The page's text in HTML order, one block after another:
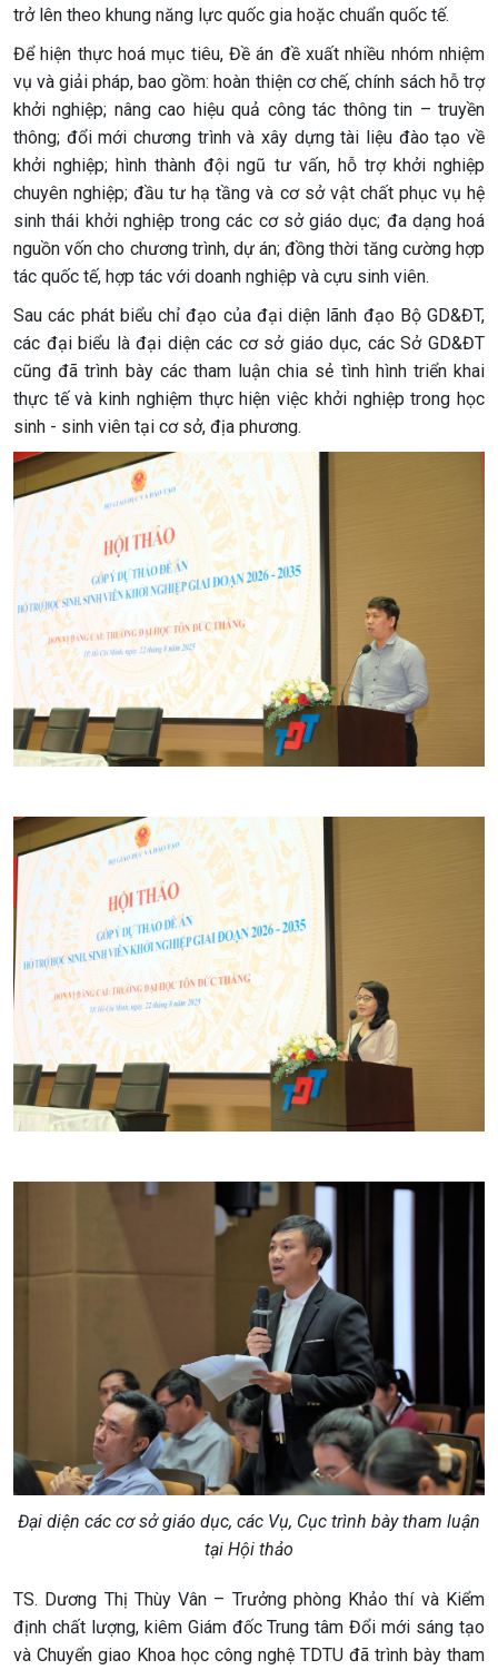
trở lên theo khung năng lực quốc gia hoặc chuẩn quốc tế.
Để hiện thực hoá mục tiêu, Đề án đề xuất nhiều nhóm nhiệm
vụ và giải pháp, bao gồm: hoàn thiện cơ chế, chính sách hỗ trợ
khởi nghiệp; nâng cao hiệu quả công tác thông tin – truyền
thông; đổi mới chương trình và xây dựng tài liệu đào tạo về
khởi nghiệp; hình thành đội ngũ tư vấn, hỗ trợ khởi nghiệp
chuyên nghiệp; đầu tư hạ tầng và cơ sở vật chất phục vụ hệ
sinh thái khởi nghiệp trong các cơ sở giáo dục; đa dạng hoá
nguồn vốn cho chương trình, dự án; đồng thời tăng cường hợp
tác quốc tế, hợp tác với doanh nghiệp và cựu sinh viên.
Sau các phát biểu chỉ đạo của đại diện lãnh đạo Bộ GD&ĐT,
các đại biểu là đại diện các cơ sở giáo dục, các Sở GD&ĐT
cũng đã trình bày các tham luận chia sẻ tình hình triển khai
thực tế và kinh nghiệm thực hiện việc khởi nghiệp trong học
sinh - sinh viên tại cơ sở, địa phương.
Đại diện các cơ sở giáo dục, các Vụ, Cục trình bày tham luận
tại Hội thảo
TS. Dương Thị Thùy Vân – Trưởng phòng Khảo thí và Kiểm
định chất lượng, kiêm Giám đốc Trung tâm Đổi mới sáng tạo
và Chuyển giao Khoa học công nghệ TDTU đã trình bày tham